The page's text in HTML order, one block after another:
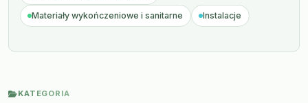
Materiały wykończeniowe i sanitarne Instalacje
KATEGORIA